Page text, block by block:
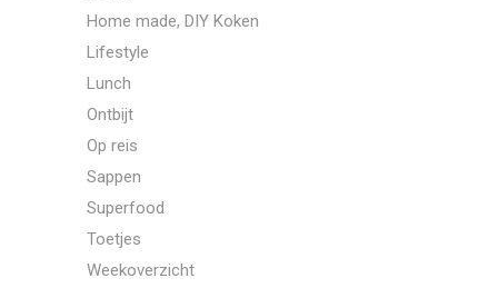
Home made, DIY Koken
Lifestyle
Lunch
Ontbijt
Op reis
Sappen
Superfood
Toetjes
Weekoverzicht